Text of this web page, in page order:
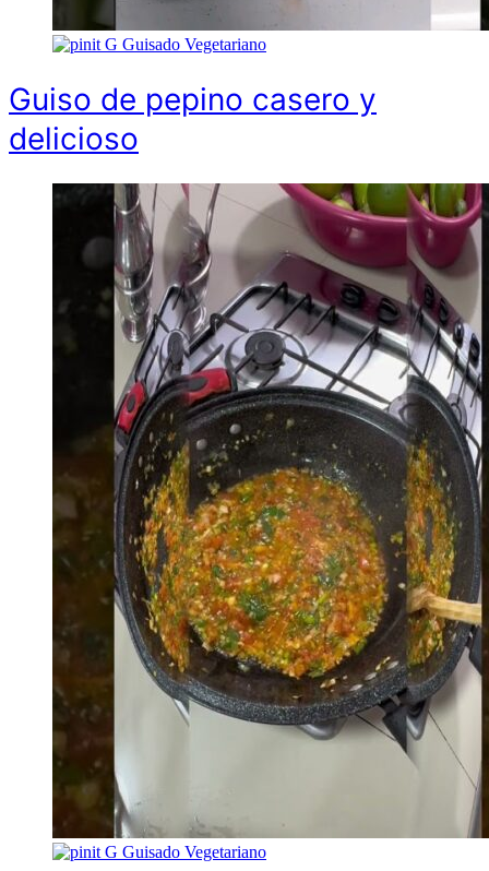
G Guisado Vegetariano
Guiso de pepino casero y
delicioso
G Guisado Vegetariano